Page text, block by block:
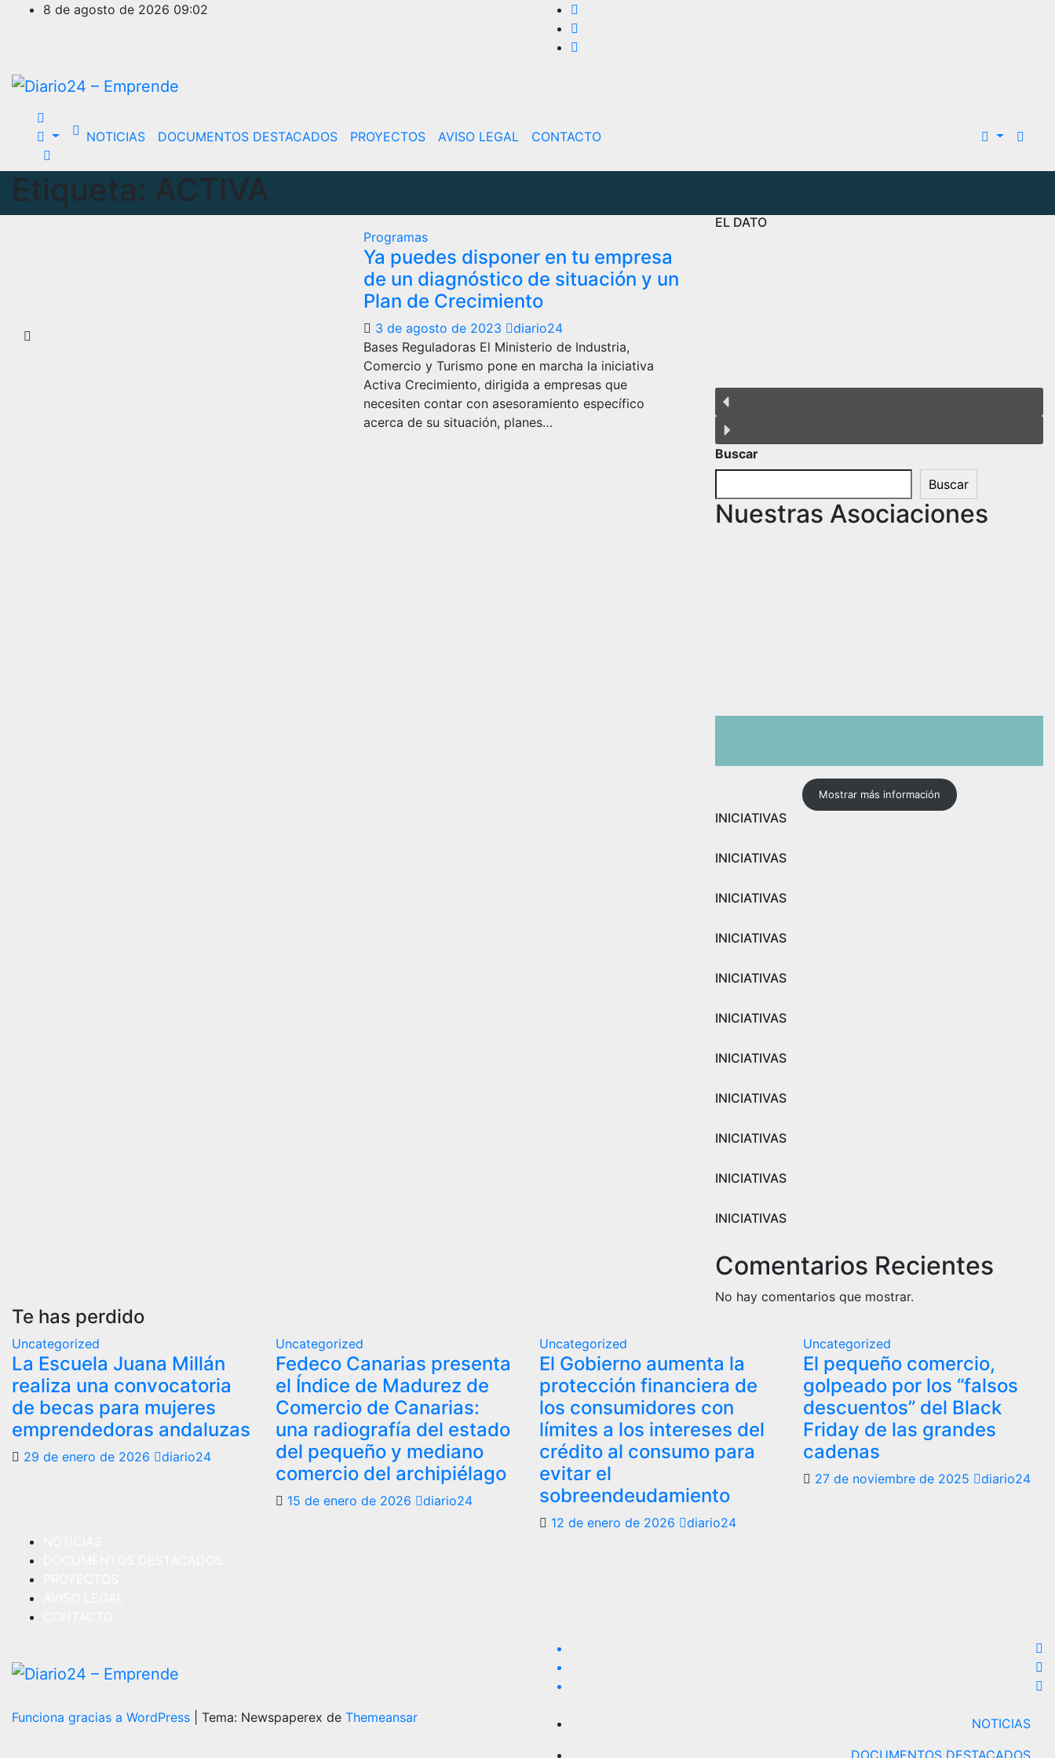
8 de agosto de 2026 09:02
NOTICIAS DOCUMENTOS DESTACADOS PROYECTOS AVISO LEGAL CONTACTO
Etiqueta: ACTIVA
Programas
Ya puedes disponer en tu empresa
de un diagnóstico de situación y un
Plan de Crecimiento
3 de agosto de 2023
diario24
Bases Reguladoras El Ministerio de Industria,
Comercio y Turismo pone en marcha la iniciativa
Activa Crecimiento, dirigida a empresas que
necesiten contar con asesoramiento específico
acerca de su situación, planes…
EL DATO
Buscar
Buscar
Nuestras Asociaciones
Mostrar más información
INICIATIVAS
INICIATIVAS
INICIATIVAS
INICIATIVAS
INICIATIVAS
INICIATIVAS
INICIATIVAS
INICIATIVAS
INICIATIVAS
INICIATIVAS
INICIATIVAS
Comentarios Recientes
No hay comentarios que mostrar.
Te has perdido
Uncategorized
La Escuela Juana Millán
realiza una convocatoria
de becas para mujeres
emprendedoras andaluzas
29 de enero de 2026 diario24
Uncategorized
Fedeco Canarias presenta
el Índice de Madurez de
Comercio de Canarias:
una radiografía del estado
del pequeño y mediano
comercio del archipiélago
15 de enero de 2026 diario24
Uncategorized
El Gobierno aumenta la
protección financiera de
los consumidores con
límites a los intereses del
crédito al consumo para
evitar el
sobreendeudamiento
12 de enero de 2026 diario24
Uncategorized
El pequeño comercio,
golpeado por los “falsos
descuentos” del Black
Friday de las grandes
cadenas
27 de noviembre de 2025 diario24
Funciona gracias a WordPress Tema: Newspaperex de Themeansar
NOTICIAS
DOCUMENTOS DESTACADOS